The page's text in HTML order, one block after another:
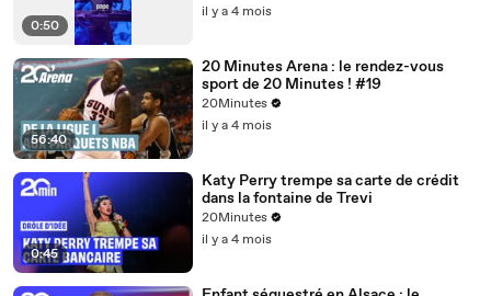
0:50
il y a 4 mois
56:40
20 Minutes Arena : le rendez-vous
sport de 20 Minutes ! #19
20Minutes
il y a 4 mois
0:45
Katy Perry trempe sa carte de crédit
dans la fontaine de Trevi
20Minutes
il y a 4 mois